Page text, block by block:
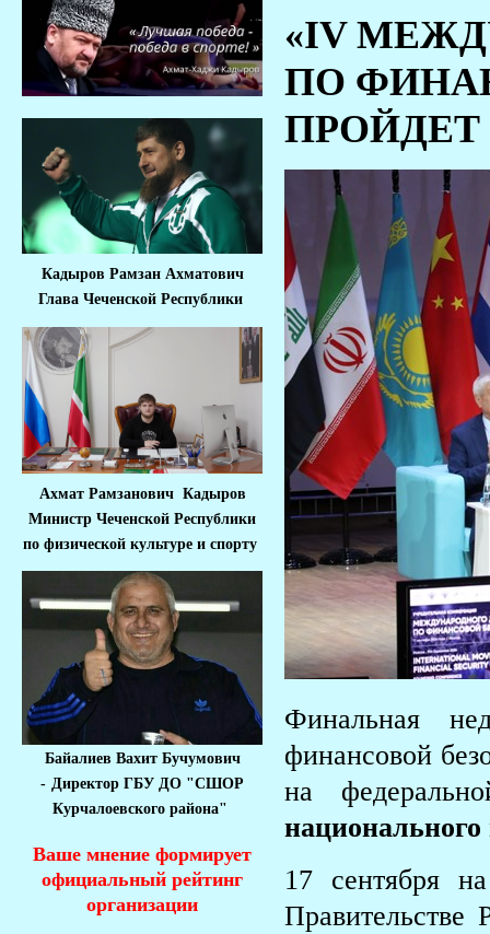
Кадыров Рамзан Ахматович
Глава Чеченской Республики
Ахмат Рамзанович Кадыров
Министр Чеченской Республики
по физической культуре и спорту
Байалиев Вахит Бучумович
- Директор ГБУ ДО "СШОР
Курчалоевского района"
Ваше мнение формирует
официальный рейтинг
организации
«IV
ПО
ПРОЙДЕТ
Финальная
финансовой
на
национального
17 сентября
Правительстве